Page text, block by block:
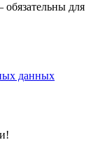
обязательны для
данных